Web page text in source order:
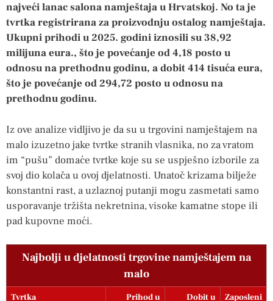
najveći lanac salona namještaja u Hrvatskoj. No ta je
tvrtka registrirana za proizvodnju ostalog namještaja.
Ukupni prihodi u 2025. godini iznosili su 38,92
milijuna eura., što je povećanje od 4,18 posto u
odnosu na prethodnu godinu, a dobit 414 tisuća eura,
što je povećanje od 294,72 posto u odnosu na
prethodnu godinu.
Iz ove analize vidljivo je da su u trgovini namještajem na
malo izuzetno jake tvrtke stranih vlasnika, no za vratom
im “pušu” domaće tvrtke koje su se uspješno izborile za
svoj dio kolača u ovoj djelatnosti. Unatoč krizama bilježe
konstantni rast, a uzlaznoj putanji mogu zasmetati samo
usporavanje tržišta nekretnina, visoke kamatne stope ili
pad kupovne moći.
Najbolji u djelatnosti trgovine namještajem na
malo
Tvrtka
Prihod u
Dobit u
Zaposleni